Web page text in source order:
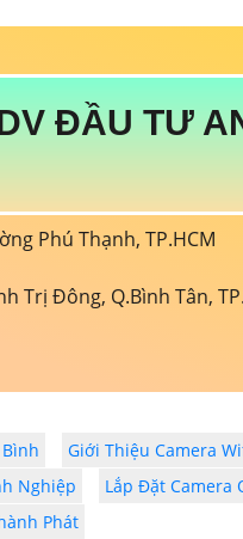
ĐẦU TƯ
Phú Thạnh, TP.HCM
Trị Đông, Q.Bình Tân,
Giới Thiệu Camera
Nghiệp
Lắp Đặt Camera
Phát